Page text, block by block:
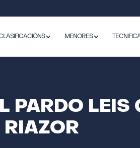
MENORES
PARDO LEIS
RIAZOR